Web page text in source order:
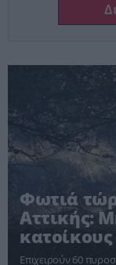
Φωτιά
Αττικής:
Επιχειρούν 60